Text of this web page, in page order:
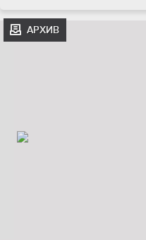
АРХИВ